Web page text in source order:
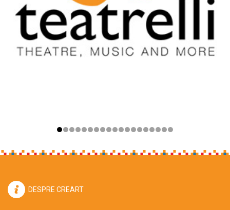
DESPRE CREART